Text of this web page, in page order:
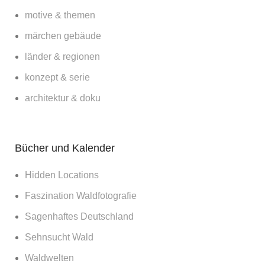
motive & themen
märchen gebäude
länder & regionen
konzept & serie
architektur & doku
Bücher und Kalender
Hidden Locations
Faszination Waldfotografie
Sagenhaftes Deutschland
Sehnsucht Wald
Waldwelten